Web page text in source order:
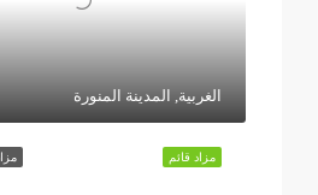
الغربية, المدينة المنورة
مزاد قائم